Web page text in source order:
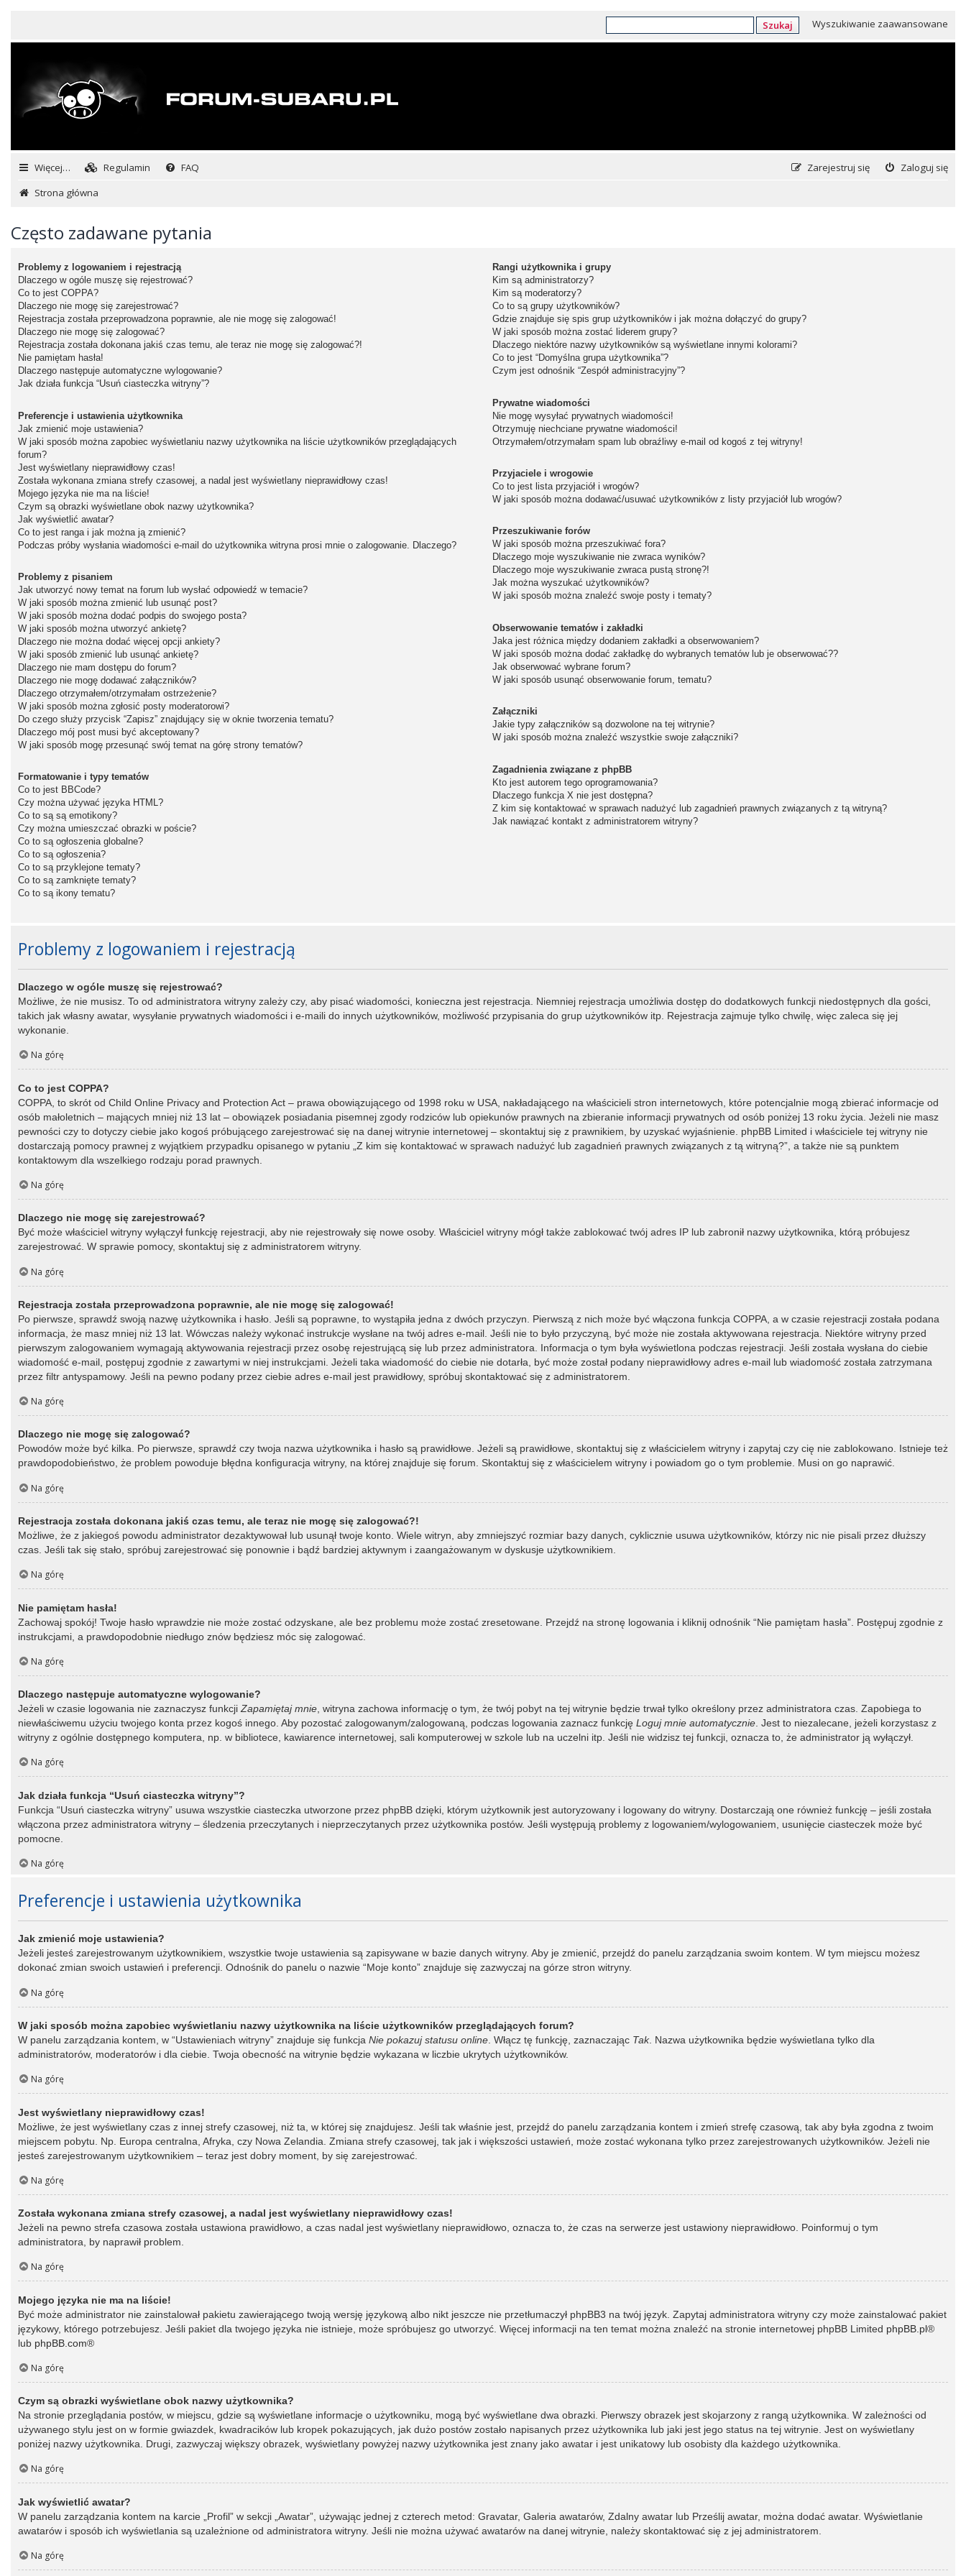
Szukaj Wyszukiwanie zaawansowane
Więcej… Regulamin FAQ Zaloguj się
Zarejestruj się
Strona główna
Często zadawane pytania
Problemy z logowaniem i rejestracją
Dlaczego w ogóle muszę się rejestrować?
Co to jest COPPA?
Dlaczego nie mogę się zarejestrować?
Rejestracja została przeprowadzona poprawnie, ale nie mogę się zalogować!
Dlaczego nie mogę się zalogować?
Rejestracja została dokonana jakiś czas temu, ale teraz nie mogę się zalogować?!
Nie pamiętam hasła!
Dlaczego następuje automatyczne wylogowanie?
Jak działa funkcja “Usuń ciasteczka witryny”?
Preferencje i ustawienia użytkownika
Jak zmienić moje ustawienia?
W jaki sposób można zapobiec wyświetlaniu nazwy użytkownika na liście użytkowników przeglądających
forum?
Jest wyświetlany nieprawidłowy czas!
Została wykonana zmiana strefy czasowej, a nadal jest wyświetlany nieprawidłowy czas!
Mojego języka nie ma na liście!
Czym są obrazki wyświetlane obok nazwy użytkownika?
Jak wyświetlić awatar?
Co to jest ranga i jak można ją zmienić?
Podczas próby wysłania wiadomości e-mail do użytkownika witryna prosi mnie o zalogowanie. Dlaczego?
Problemy z pisaniem
Jak utworzyć nowy temat na forum lub wysłać odpowiedź w temacie?
W jaki sposób można zmienić lub usunąć post?
W jaki sposób można dodać podpis do swojego posta?
W jaki sposób można utworzyć ankietę?
Dlaczego nie można dodać więcej opcji ankiety?
W jaki sposób zmienić lub usunąć ankietę?
Dlaczego nie mam dostępu do forum?
Dlaczego nie mogę dodawać załączników?
Dlaczego otrzymałem/otrzymałam ostrzeżenie?
W jaki sposób można zgłosić posty moderatorowi?
Do czego służy przycisk “Zapisz” znajdujący się w oknie tworzenia tematu?
Dlaczego mój post musi być akceptowany?
W jaki sposób mogę przesunąć swój temat na górę strony tematów?
Formatowanie i typy tematów
Co to jest BBCode?
Czy można używać języka HTML?
Co to są są emotikony?
Czy można umieszczać obrazki w poście?
Co to są ogłoszenia globalne?
Co to są ogłoszenia?
Co to są przyklejone tematy?
Co to są zamknięte tematy?
Co to są ikony tematu?
Rangi użytkownika i grupy
Kim są administratorzy?
Kim są moderatorzy?
Co to są grupy użytkowników?
Gdzie znajduje się spis grup użytkowników i jak można dołączyć do grupy?
W jaki sposób można zostać liderem grupy?
Dlaczego niektóre nazwy użytkowników są wyświetlane innymi kolorami?
Co to jest “Domyślna grupa użytkownika”?
Czym jest odnośnik “Zespół administracyjny”?
Prywatne wiadomości
Nie mogę wysyłać prywatnych wiadomości!
Otrzymuję niechciane prywatne wiadomości!
Otrzymałem/otrzymałam spam lub obraźliwy e-mail od kogoś z tej witryny!
Przyjaciele i wrogowie
Co to jest lista przyjaciół i wrogów?
W jaki sposób można dodawać/usuwać użytkowników z listy przyjaciół lub wrogów?
Przeszukiwanie forów
W jaki sposób można przeszukiwać fora?
Dlaczego moje wyszukiwanie nie zwraca wyników?
Dlaczego moje wyszukiwanie zwraca pustą stronę?!
Jak można wyszukać użytkowników?
W jaki sposób można znaleźć swoje posty i tematy?
Obserwowanie tematów i zakładki
Jaka jest różnica między dodaniem zakładki a obserwowaniem?
W jaki sposób można dodać zakładkę do wybranych tematów lub je obserwować??
Jak obserwować wybrane forum?
W jaki sposób usunąć obserwowanie forum, tematu?
Załączniki
Jakie typy załączników są dozwolone na tej witrynie?
W jaki sposób można znaleźć wszystkie swoje załączniki?
Zagadnienia związane z phpBB
Kto jest autorem tego oprogramowania?
Dlaczego funkcja X nie jest dostępna?
Z kim się kontaktować w sprawach nadużyć lub zagadnień prawnych związanych z tą witryną?
Jak nawiązać kontakt z administratorem witryny?
Problemy z logowaniem i rejestracją
Dlaczego w ogóle muszę się rejestrować?
Możliwe, że nie musisz. To od administratora witryny zależy czy, aby pisać wiadomości, konieczna jest rejestracja. Niemniej rejestracja umożliwia dostęp do dodatkowych funkcji niedostępnych dla gości,
takich jak własny awatar, wysyłanie prywatnych wiadomości i e-maili do innych użytkowników, możliwość przypisania do grup użytkowników itp. Rejestracja zajmuje tylko chwilę, więc zaleca się jej
wykonanie.
Na górę
Co to jest COPPA?
COPPA, to skrót od Child Online Privacy and Protection Act – prawa obowiązującego od 1998 roku w USA, nakładającego na właścicieli stron internetowych, które potencjalnie mogą zbierać informacje od
osób małoletnich – mających mniej niż 13 lat – obowiązek posiadania pisemnej zgody rodziców lub opiekunów prawnych na zbieranie informacji prywatnych od osób poniżej 13 roku życia. Jeżeli nie masz
pewności czy to dotyczy ciebie jako kogoś próbującego zarejestrować się na danej witrynie internetowej – skontaktuj się z prawnikiem, by uzyskać wyjaśnienie. phpBB Limited i właściciele tej witryny nie
dostarczają pomocy prawnej z wyjątkiem przypadku opisanego w pytaniu „Z kim się kontaktować w sprawach nadużyć lub zagadnień prawnych związanych z tą witryną?”, a także nie są punktem
kontaktowym dla wszelkiego rodzaju porad prawnych.
Na górę
Dlaczego nie mogę się zarejestrować?
Być może właściciel witryny wyłączył funkcję rejestracji, aby nie rejestrowały się nowe osoby. Właściciel witryny mógł także zablokować twój adres IP lub zabronił nazwy użytkownika, którą próbujesz
zarejestrować. W sprawie pomocy, skontaktuj się z administratorem witryny.
Na górę
Rejestracja została przeprowadzona poprawnie, ale nie mogę się zalogować!
Po pierwsze, sprawdź swoją nazwę użytkownika i hasło. Jeśli są poprawne, to wystąpiła jedna z dwóch przyczyn. Pierwszą z nich może być włączona funkcja COPPA, a w czasie rejestracji została podana
informacja, że masz mniej niż 13 lat. Wówczas należy wykonać instrukcje wysłane na twój adres e-mail. Jeśli nie to było przyczyną, być może nie została aktywowana rejestracja. Niektóre witryny przed
pierwszym zalogowaniem wymagają aktywowania rejestracji przez osobę rejestrującą się lub przez administratora. Informacja o tym była wyświetlona podczas rejestracji. Jeśli została wysłana do ciebie
wiadomość e-mail, postępuj zgodnie z zawartymi w niej instrukcjami. Jeżeli taka wiadomość do ciebie nie dotarła, być może został podany nieprawidłowy adres e-mail lub wiadomość została zatrzymana
przez filtr antyspamowy. Jeśli na pewno podany przez ciebie adres e-mail jest prawidłowy, spróbuj skontaktować się z administratorem.
Na górę
Dlaczego nie mogę się zalogować?
Powodów może być kilka. Po pierwsze, sprawdź czy twoja nazwa użytkownika i hasło są prawidłowe. Jeżeli są prawidłowe, skontaktuj się z właścicielem witryny i zapytaj czy cię nie zablokowano. Istnieje też
prawdopodobieństwo, że problem powoduje błędna konfiguracja witryny, na której znajduje się forum. Skontaktuj się z właścicielem witryny i powiadom go o tym problemie. Musi on go naprawić.
Na górę
Rejestracja została dokonana jakiś czas temu, ale teraz nie mogę się zalogować?!
Możliwe, że z jakiegoś powodu administrator dezaktywował lub usunął twoje konto. Wiele witryn, aby zmniejszyć rozmiar bazy danych, cyklicznie usuwa użytkowników, którzy nic nie pisali przez dłuższy
czas. Jeśli tak się stało, spróbuj zarejestrować się ponownie i bądź bardziej aktywnym i zaangażowanym w dyskusje użytkownikiem.
Na górę
Nie pamiętam hasła!
Zachowaj spokój! Twoje hasło wprawdzie nie może zostać odzyskane, ale bez problemu może zostać zresetowane. Przejdź na stronę logowania i kliknij odnośnik “Nie pamiętam hasła”. Postępuj zgodnie z
instrukcjami, a prawdopodobnie niedługo znów będziesz móc się zalogować.
Na górę
Dlaczego następuje automatyczne wylogowanie?
Jeżeli w czasie logowania nie zaznaczysz funkcjiZapamiętaj mnie, witryna zachowa informację o tym, że twój pobyt na tej witrynie będzie trwał tylko określony przez administratora czas. Zapobiega to
niewłaściwemu użyciu twojego konta przez kogoś innego. Aby pozostać zalogowanym/zalogowaną, podczas logowania zaznacz funkcję Loguj mnie automatycznie. Jest to niezalecane, jeżeli korzystasz z
witryny z ogólnie dostępnego komputera, np. w bibliotece, kawiarence internetowej, sali komputerowej w szkole lub na uczelni itp. Jeśli nie widzisz tej funkcji, oznacza to, że administrator ją wyłączył.
Na górę
Jak działa funkcja “Usuń ciasteczka witryny”?
Funkcja “Usuń ciasteczka witryny” usuwa wszystkie ciasteczka utworzone przez phpBB dzięki, którym użytkownik jest autoryzowany i logowany do witryny. Dostarczają one również funkcję – jeśli została
włączona przez administratora witryny – śledzenia przeczytanych i nieprzeczytanych przez użytkownika postów. Jeśli występują problemy z logowaniem/wylogowaniem, usunięcie ciasteczek może być
pomocne.
Na górę
Preferencje i ustawienia użytkownika
Jak zmienić moje ustawienia?
Jeżeli jesteś zarejestrowanym użytkownikiem, wszystkie twoje ustawienia są zapisywane w bazie danych witryny. Aby je zmienić, przejdź do panelu zarządzania swoim kontem. W tym miejscu możesz
dokonać zmian swoich ustawień i preferencji. Odnośnik do panelu o nazwie “Moje konto” znajduje się zazwyczaj na górze stron witryny.
Na górę
W jaki sposób można zapobiec wyświetlaniu nazwy użytkownika na liście użytkowników przeglądających forum?
W panelu zarządzania kontem, w “Ustawieniach witryny” znajduje się funkcja Nie pokazuj statusu online . Włącz tę funkcję, zaznaczając Tak. Nazwa użytkownika będzie wyświetlana tylko dla
administratorów, moderatorów i dla ciebie. Twoja obecność na witrynie będzie wykazana w liczbie ukrytych użytkowników.
Na górę
Jest wyświetlany nieprawidłowy czas!
Możliwe, że jest wyświetlany czas z innej strefy czasowej, niż ta, w której się znajdujesz. Jeśli tak właśnie jest, przejdź do panelu zarządzania kontem i zmień strefę czasową, tak aby była zgodna z twoim
miejscem pobytu. Np. Europa centralna, Afryka, czy Nowa Zelandia. Zmiana strefy czasowej, tak jak i większości ustawień, może zostać wykonana tylko przez zarejestrowanych użytkowników. Jeżeli nie
jesteś zarejestrowanym użytkownikiem – teraz jest dobry moment, by się zarejestrować.
Na górę
Została wykonana zmiana strefy czasowej, a nadal jest wyświetlany nieprawidłowy czas!
Jeżeli na pewno strefa czasowa została ustawiona prawidłowo, a czas nadal jest wyświetlany nieprawidłowo, oznacza to, że czas na serwerze jest ustawiony nieprawidłowo. Poinformuj o tym
administratora, by naprawił problem.
Na górę
Mojego języka nie ma na liście!
Być może administrator nie zainstalował pakietu zawierającego twoją wersję językową albo nikt jeszcze nie przetłumaczył phpBB3 na twój język. Zapytaj administratora witryny czy może zainstalować pakiet
językowy, którego potrzebujesz. Jeśli pakiet dla twojego języka nie istnieje, może spróbujesz go utworzyć. Więcej informacji na ten temat można znaleźć na stronie internetowej phpBB Limited phpBB.pl®
lub phpBB.com®
Na górę
Czym są obrazki wyświetlane obok nazwy użytkownika?
Na stronie przeglądania postów, w miejscu, gdzie są wyświetlane informacje o użytkowniku, mogą być wyświetlane dwa obrazki. Pierwszy obrazek jest skojarzony z rangą użytkownika. W zależności od
używanego stylu jest on w formie gwiazdek, kwadracików lub kropek pokazujących, jak dużo postów zostało napisanych przez użytkownika lub jaki jest jego status na tej witrynie. Jest on wyświetlany
poniżej nazwy użytkownika. Drugi, zazwyczaj większy obrazek, wyświetlany powyżej nazwy użytkownika jest znany jako awatar i jest unikatowy lub osobisty dla każdego użytkownika.
Na górę
Jak wyświetlić awatar?
W panelu zarządzania kontem na karcie „Profil” w sekcji „Awatar”, używając jednej z czterech metod: Gravatar, Galeria awatarów, Zdalny awatar lub Prześlij awatar, można dodać awatar. Wyświetlanie
awatarów i sposób ich wyświetlania są uzależnione od administratora witryny. Jeśli nie można używać awatarów na danej witrynie, należy skontaktować się z jej administratorem.
Na górę